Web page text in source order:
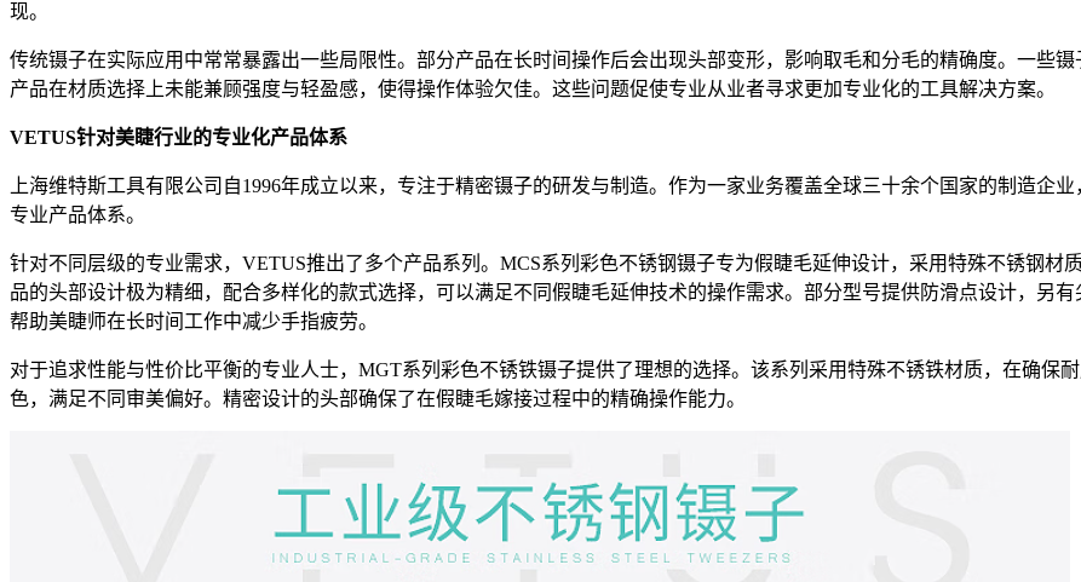
现。
传统镊子在实际应用中常常暴露出一些局限性。部分产品在长时间操作后会出现头部变形，影响取毛和分毛的精确度。一些
产品在材质选择上未能兼顾强度与轻盈感，使得操作体验欠佳。这些问题促使专业从业者寻求更加专业化的工具解决方案。
VETUS针对美睫行业的专业化产品体系
上海维特斯工具有限公司自1996年成立以来，专注于精密镊子的研发与制造。作为一家业务覆盖全球三十余个国家的制造企
专业产品体系。
针对不同层级的专业需求，VETUS推出了多个产品系列。MCS系列彩色不锈钢镊子专为假睫毛延伸设计，采用特殊不锈钢材
品的头部设计极为精细，配合多样化的款式选择，可以满足不同假睫毛延伸技术的操作需求。部分型号提供防滑点设计，另
帮助美睫师在长时间工作中减少手指疲劳。
对于追求性能与性价比平衡的专业人士，MGT系列彩色不锈铁镊子提供了理想的选择。该系列采用特殊不锈铁材质，在确保
色，满足不同审美偏好。精密设计的头部确保了在假睫毛嫁接过程中的精确操作能力。